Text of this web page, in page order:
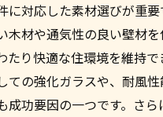
リフォーム事例から学ぶ
リフォームで浦添市の住ま
型リフォームのメリット
に対応した素材選びが重要
木材や通気性の良い壁材
たり快適な住環境を維持で
ての強化ガラスや、耐風
成功要因の一つです。さら